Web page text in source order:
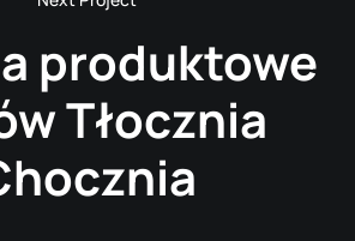
produktowe
Tłocznia